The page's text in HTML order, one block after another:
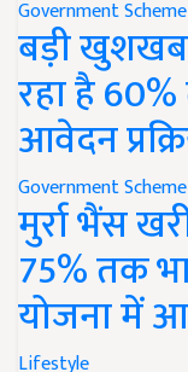
Government Scheme
बड़ी
रहा है
आवेदन
Government Scheme
मुर्रा भैंस
75% तक
योजना में
Lifestyle